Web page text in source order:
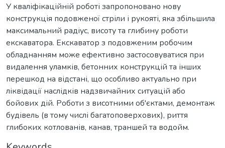
У кваліфікаційній роботі запропоновано нову
конструкція подовженої стріли і рукояті, яка збільшила
максимальний радіус, висоту та глибину роботи
екскаватора. Екскаватор з подовженим робочим
обладнанням може ефективно застосовуватися при
видалення уламків, бетонних конструкцій та інших
перешкод на відстані, що особливо актуально при
ліквідації наслідків надзвичайних ситуацій або
бойових дій. Роботи з висотними об'єктами, демонтаж
будівель (в тому числі багатоповерхових), риття
глибоких котлованів, канав, траншей та водойм.